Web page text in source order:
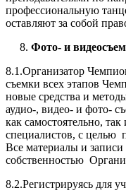
профессиональную
оставляют за собой
8. Фото- и
8.1.Организатор
съемки всех этапов
новые средства и
аудио-, видео- и фото-
как самостоятельно,
специалистов, с целью
Все материалы и
собственностью
8.2.Регистрируясь для